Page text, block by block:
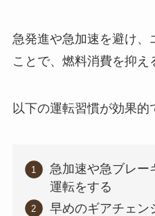
急発進や急加速を避け、
ことで、燃料消費を抑え
以下の運転習慣が効果的
急加速や急ブレー
運転をする
早めのギアチェン